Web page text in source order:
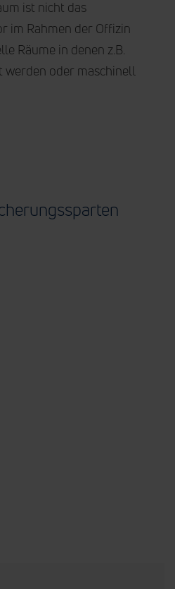
ist nicht das
im Rahmen der Offizin
Räume in denen z.B.
oder maschinell